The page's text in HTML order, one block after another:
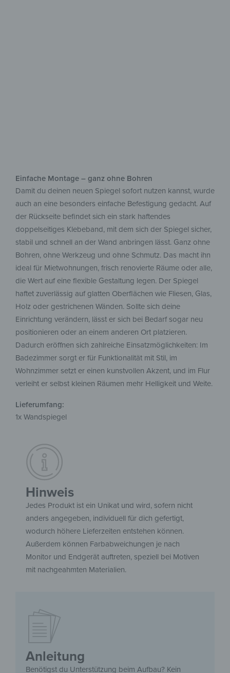
Einfache Montage – ganz ohne Bohren
Damit du deinen neuen Spiegel sofort nutzen kannst, wurde
auch an eine besonders einfache Befestigung gedacht. Auf
der Rückseite befindet sich ein stark haftendes
doppelseitiges Klebeband, mit dem sich der Spiegel sicher,
stabil und schnell an der Wand anbringen lässt. Ganz ohne
Bohren, ohne Werkzeug und ohne Schmutz. Das macht ihn
ideal für Mietwohnungen, frisch renovierte Räume oder alle,
die Wert auf eine flexible Gestaltung legen. Der Spiegel
haftet zuverlässig auf glatten Oberflächen wie Fliesen, Glas,
Holz oder gestrichenen Wänden. Sollte sich deine
Einrichtung verändern, lässt er sich bei Bedarf sogar neu
positionieren oder an einem anderen Ort platzieren.
Dadurch eröffnen sich zahlreiche Einsatzmöglichkeiten: Im
Badezimmer sorgt er für Funktionalität mit Stil, im
Wohnzimmer setzt er einen kunstvollen Akzent, und im Flur
verleiht er selbst kleinen Räumen mehr Helligkeit und Weite.
Lieferumfang:
1x Wandspiegel
Anleitung
Benötigst du Unterstützung beim Aufbau? Kein
Hinweis
Jedes Produkt ist ein Unikat und wird, sofern nicht
anders angegeben, individuell für dich gefertigt,
wodurch höhere Lieferzeiten entstehen können.
Außerdem können Farbabweichungen je nach
Monitor und Endgerät auftreten, speziell bei Motiven
mit nachgeahmten Materialien.